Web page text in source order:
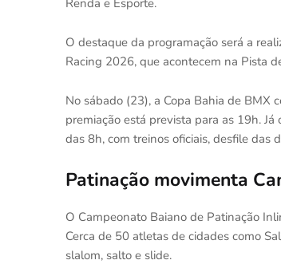
Renda e Esporte.
O destaque da programação será a
Racing 2026, que acontecem na Pista
No sábado (23), a Copa Bahia de BMX
premiação está prevista para as 19h.
das 8h, com treinos oficiais, desfile das
Patinação movimenta
O Campeonato Baiano de Patinação
Cerca de 50 atletas de cidades como
slalom, salto e slide.